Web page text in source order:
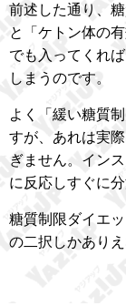
前述した通り、
と「ケトン体の
でも入ってくれ
しまうのです。
よく「緩い糖質
すが、あれは実
ぎません。イン
に反応しすぐに分
糖質制限ダイエ
の二択しかありえ